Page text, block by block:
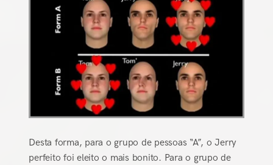
Desta forma, para o grupo de pessoas “A”, o Jerry
perfeito foi eleito o mais bonito. Para o grupo de